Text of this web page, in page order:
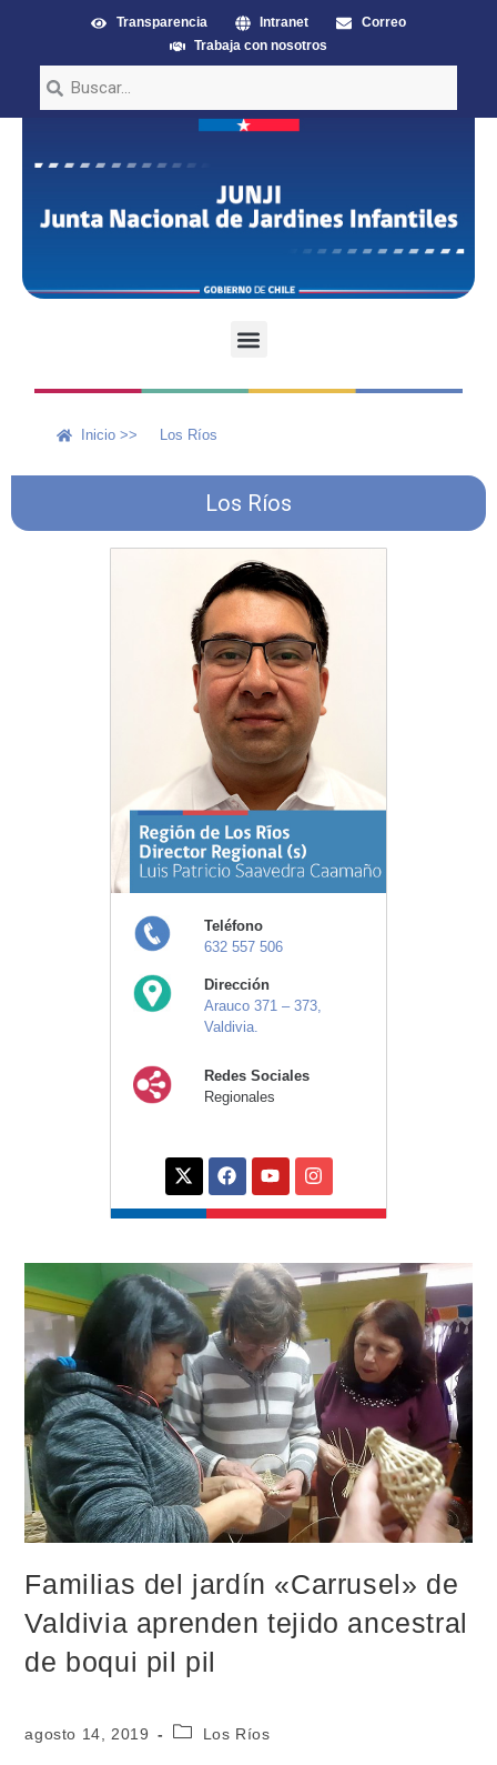
Transparencia Intranet
Correo
Trabaja con nosotros
Inicio >> Los Ríos
Los Ríos
Teléfono
632 557 506
Dirección
Arauco 371 – 373,
Valdivia.
Redes Sociales
Regionales
Familias del jardín «Carrusel» de
Valdivia aprenden tejido ancestral
de boqui pil pil
agosto 14, 2019 Los Ríos